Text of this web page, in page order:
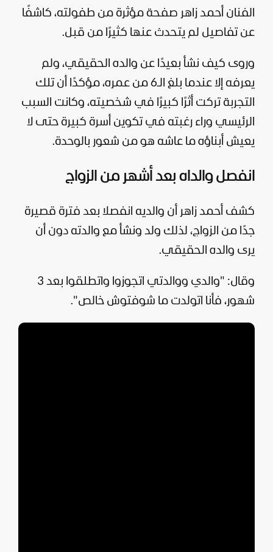
الفنان أحمد زاهر صفحة مؤثرة من طفولته، كاشفًا
عن تفاصيل لم يتحدث عنها كثيرًا من قبل.
وروى كيف نشأ بعيدًا عن والده الحقيقي، ولم
يعرفه إلا عندما بلغ الـ6 من عمره، مؤكدًا أن تلك
التجربة تركت أثرًا كبيرًا في شخصيته، وكانت السبب
الرئيسي وراء رغبته في تكوين أسرة كبيرة حتى لا
يعيش أبناؤه ما عاشه هو من شعور بالوحدة.
انفصل والداه بعد أشهر من الزواج
كشف أحمد زاهر أن والديه انفصلا بعد فترة قصيرة
جدًا من الزواج، لذلك ولد ونشأ مع والدته دون أن
يرى والده الحقيقي.
وقال: "والدي ووالدتي اتجوزوا واتطلقوا بعد 3
شهور، فأنا اتولدت ما شوفتوش خالص".